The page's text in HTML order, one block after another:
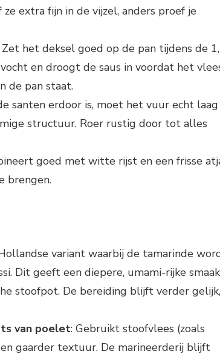
extra fijn in de vijzel, anders proef je
Zet het deksel goed op de pan tijdens de
en droogt de saus in voordat het
de pan staat.
santen erdoor is, moet het vuur echt laag
structuur. Roer rustig door tot alles
goed met witte rijst en een frisse
brengen.
variant waarbij de tamarinde
Dit geeft een diepere, umami-rijke smaak
stoofpot. De bereiding blijft verder gelijk,
van poelet: Gebruikt stoofvlees (zoals
gaarder textuur. De marineerderij blijft